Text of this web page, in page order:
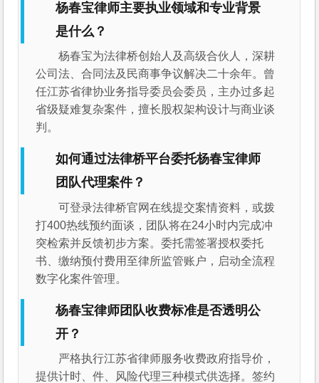
杨春宝律师主要执业领域和专业背景
是什么？
杨春宝为法律桥创始人及高级合伙人，深耕
公司法、合同法及民商事争议解决二十余年。曾
任江苏省律协业务指导委员会委员，主办过多起
省级疑难复杂案件，擅长股权架构设计与商业谈
判。
如何通过法律桥平台委托杨春宝律师
团队代理案件？
可登录法律桥官网在线提交案情资料，或拨
打400热线预约面谈，团队将在24小时内完成冲
突检索并反馈初步方案。委托需签署授权委托
书、缴纳预付费用至律所监管账户，启动全流程
数字化案件管理。
杨春宝律师团队收费标准是否透明公
开？
严格执行江苏省律师服务收费政府指导价，
提供计时、件、风险代理三种模式供选择。签约